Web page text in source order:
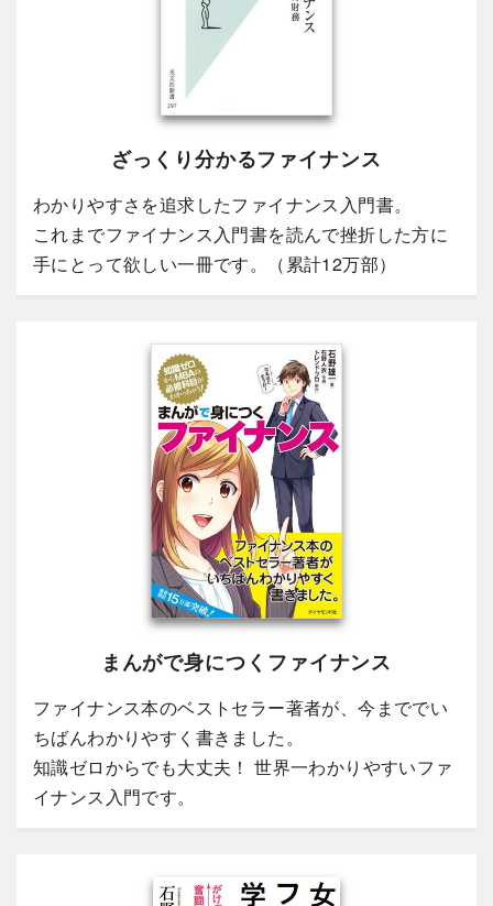
ざっくり分かるファイナンス
わかりやすさを追求したファイナンス入門書。
これまでファイナンス入門書を読んで挫折した方に
手にとって欲しい一冊です。（累計12万部）
まんがで身につくファイナンス
ファイナンス本のベストセラー著者が、今まででい
ちばんわかりやすく書きました。
知識ゼロからでも大丈夫！ 世界一わかりやすいファ
イナンス入門です。